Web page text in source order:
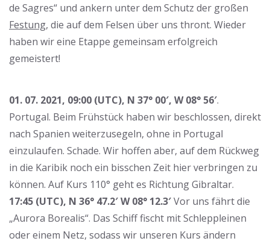
de Sagres“ und ankern unter dem Schutz der großen
Festung, die auf dem Felsen über uns thront. Wieder
haben wir eine Etappe gemeinsam erfolgreich
gemeistert!
01. 07. 2021, 09:00 (UTC), N 37° 00′, W 08° 56′.
Portugal. Beim Frühstück haben wir beschlossen, direkt
nach Spanien weiterzusegeln, ohne in Portugal
einzulaufen. Schade. Wir hoffen aber, auf dem Rückweg
in die Karibik noch ein bisschen Zeit hier verbringen zu
können. Auf Kurs 110° geht es Richtung Gibraltar.
17:45 (UTC), N 36° 47.2′ W 08° 12.3′Vor uns fährt die
„Aurora Borealis“. Das Schiff fischt mit Schleppleinen
oder einem Netz, sodass wir unseren Kurs ändern